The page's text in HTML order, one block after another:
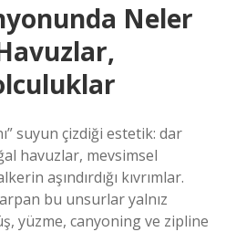
Neler
suyun çizdiği estetik: dar
havuzlar, mevsimsel
aşındırdığı kıvrımlar.
bu unsurlar yalnız
yüzme, canyoning ve zipline